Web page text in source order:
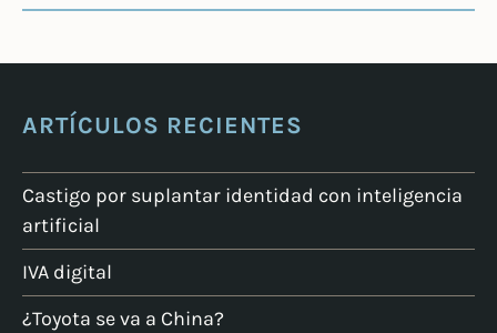
ARTÍCULOS RECIENTES
Castigo por suplantar identidad con inteligencia
artificial
IVA digital
¿Toyota se va a China?